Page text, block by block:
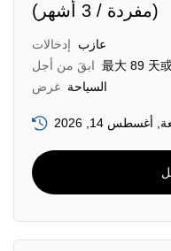
(مفردة / 3 أشهر)
إدخالات
عازب
ابقَ من أجل 最大 89 天
غرض السياحة
14, 2026